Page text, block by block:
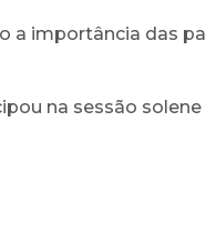
a importância das
na sessão solene